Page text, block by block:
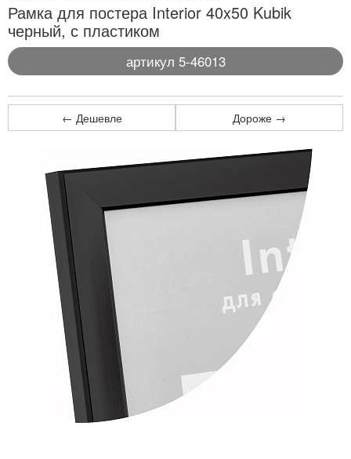
Рамка для постера Interior 40x50 Kubik
черный, с пластиком
артикул 5-46013
← Дешевле Дороже →